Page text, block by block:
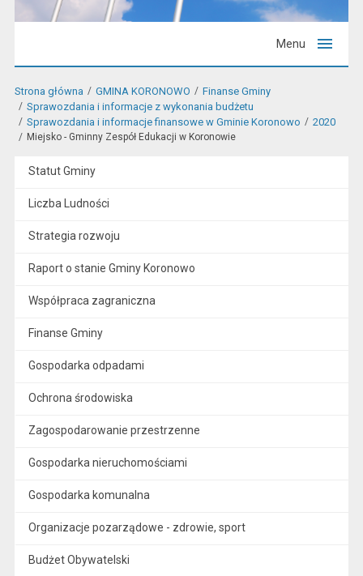
Menu
Strona główna GMINA KORONOWO
Finanse Gminy
Sprawozdania i informacje z wykonania budżetu
Sprawozdania i informacje finansowe w Gminie Koronowo
2020
Miejsko - Gminny Zespół Edukacji w Koronowie
Statut Gminy
Liczba Ludności
Strategia rozwoju
Raport o stanie Gminy Koronowo
Współpraca zagraniczna
Finanse Gminy
Gospodarka odpadami
Ochrona środowiska
Zagospodarowanie przestrzenne
Gospodarka nieruchomościami
Gospodarka komunalna
Organizacje pozarządowe - zdrowie, sport
Budżet Obywatelski